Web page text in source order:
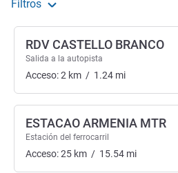
Filtros
RDV CASTELLO BRANCO
Salida a la autopista
Acceso:2 km / 1.24 mi
ESTACAO ARMENIA MTR
Estación del ferrocarril
Acceso:25 km / 15.54 mi